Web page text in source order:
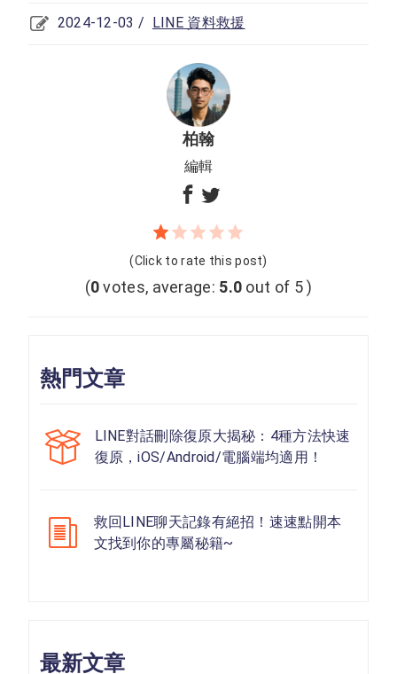
2024-12-03 / LINE 資料救援
柏翰
編輯
(Click to rate this post)
(0votes, average: 5.0 out of 5 )
熱門文章
LINE對話刪除復原大揭秘：4種方法快速
復原，iOS/Android/電腦端均適用！
救回LINE聊天記錄有絕招！速速點開本
文找到你的專屬秘籍~
最新文章